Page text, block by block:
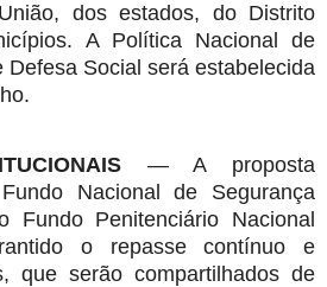
dos estados, do Distrito
A Política Nacional de
Defesa Social será estabelecida
— A proposta
Nacional de Segurança
Fundo Penitenciário Nacional
o repasse contínuo e
que serão compartilhados de